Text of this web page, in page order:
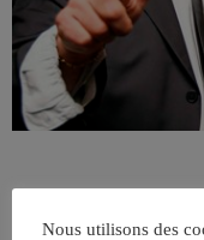
Nous utilisons des